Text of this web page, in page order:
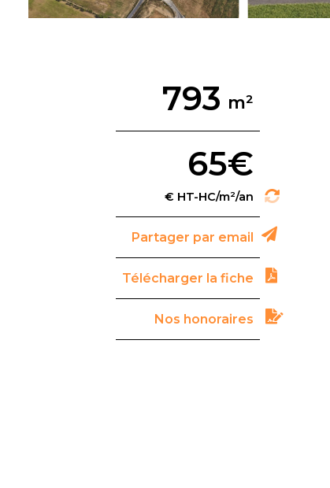
793
65€
Partager par email
Télécharger la fiche
Nos honoraires